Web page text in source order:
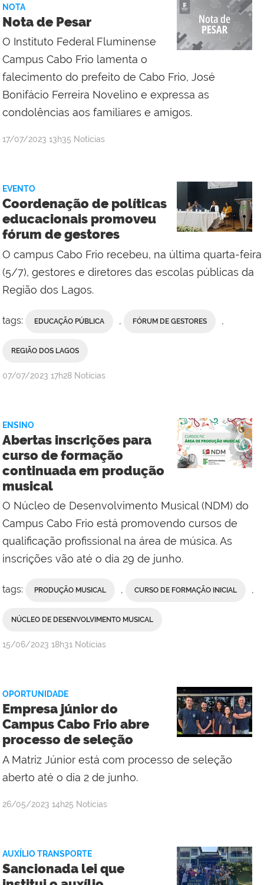
Cabo
Frio
NOTA
Nota de Pesar
O Instituto Federal Fluminense
Campus Cabo Frio lamenta o
falecimento do prefeito de Cabo Frio, José
Bonifácio Ferreira Novelino e expressa as
condolências aos familiares e amigos.
por
Frio
publicado
17/07/2023 13h35 Notícias
EVENTO
Coordenação de políticas
educacionais promoveu
fórum de gestores
O campus Cabo Frio recebeu, na última quarta-feira
(5/7), gestores e diretores das escolas públicas da
Região dos Lagos.
tags: EDUCAÇÃO PÚBLICA FÓRUM DE GESTORES
REGIÃO DOS LAGOS
por
Cabo
Frio
publicado
07/07/2023 17h28 Notícias
ENSINO
Abertas inscrições para
curso de formação
continuada em produção
musical
O Núcleo de Desenvolvimento Musical (NDM) do
Campus Cabo Frio está promovendo cursos de
qualificação profissional na área de música. As
inscrições vão até o dia 29 de junho.
tags: PRODUÇÃO MUSICAL , CURSO DE FORMAÇÃO INICIAL ,
NÚCLEO DE DESENVOLVIMENTO MUSICAL
por
Frio
publicado
15/06/2023 18h31 Notícias
OPORTUNIDADE
Empresa júnior do
Campus Cabo Frio abre
processo de seleção
A Matriz Júnior está com processo de seleção
aberto até o dia 2 de junho.
por
Cabo
Frio
publicado
26/05/2023 14h25 Notícias
AUXÍLIO TRANSPORTE
Sancionada lei que